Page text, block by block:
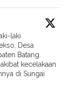
laki
Desa
Batang.
kecelakaan
di Sungai